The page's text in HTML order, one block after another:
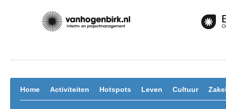
Home Activiteiten Hotspots Leven Cultuur